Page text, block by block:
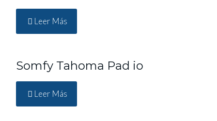
Leer Más
Somfy Tahoma Pad io
Leer Más